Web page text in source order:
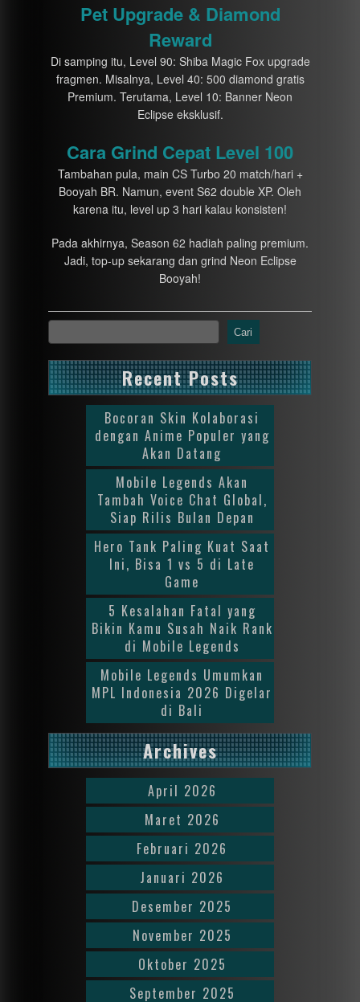
Pet Upgrade & Diamond
Reward
Di samping itu, Level 90: Shiba Magic Fox upgrade
fragmen. Misalnya, Level 40: 500 diamond gratis
Premium. Terutama, Level 10: Banner Neon
Eclipse eksklusif.
Cara Grind Cepat Level 100
Tambahan pula, main CS Turbo 20 match/hari +
Booyah BR. Namun, event S62 double XP. Oleh
karena itu, level up 3 hari kalau konsisten!
Pada akhirnya, Season 62 hadiah paling premium.
Jadi, top-up sekarang dan grind Neon Eclipse
Booyah!
Cari
Recent Posts
Bocoran Skin Kolaborasi
dengan Anime Populer yang
Akan Datang
Mobile Legends Akan
Tambah Voice Chat Global,
Siap Rilis Bulan Depan
Hero Tank Paling Kuat Saat
Ini, Bisa 1 vs 5 di Late
Game
5 Kesalahan Fatal yang
Bikin Kamu Susah Naik Rank
di Mobile Legends
Mobile Legends Umumkan
MPL Indonesia 2026 Digelar
di Bali
Archives
April 2026
Maret 2026
Februari 2026
Januari 2026
Desember 2025
November 2025
Oktober 2025
September 2025